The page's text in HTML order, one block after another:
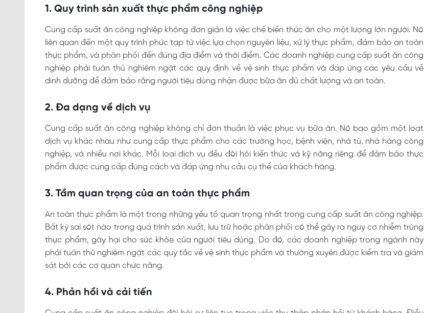
1. Quy trình sản xuất thực phẩm công nghiệp
Cung cấp suất ăn công nghiệp không đơn giản là việc chế biến thức ăn cho một lượng lớn người. Nó
liên quan đến một quy trình phức tạp từ việc lựa chọn nguyên liệu, xử lý thực phẩm, đảm bảo an toàn
thực phẩm, và phân phối đến đúng địa điểm và thời điểm. Các doanh nghiệp cung cấp suất ăn công
nghiệp phải tuân thủ nghiêm ngặt các quy định về vệ sinh thực phẩm và đáp ứng các yêu cầu về
dinh dưỡng để đảm bảo rằng người tiêu dùng nhận được bữa ăn đủ chất lượng và an toàn.
2. Đa dạng về dịch vụ
Cung cấp suất ăn công nghiệp không chỉ đơn thuần là việc phục vụ bữa ăn. Nó bao gồm một loạt
dịch vụ khác nhau như cung cấp thực phẩm cho các trường học, bệnh viện, nhà tù, nhà hàng công
nghiệp, và nhiều nơi khác. Mỗi loại dịch vụ đều đòi hỏi kiến thức và kỹ năng riêng để đảm bảo thực
phẩm được cung cấp đúng cách và đáp ứng nhu cầu cụ thể của khách hàng.
3. Tầm quan trọng của an toàn thực phẩm
An toàn thực phẩm là một trong những yếu tố quan trọng nhất trong cung cấp suất ăn công nghiệp.
Bất kỳ sai sót nào trong quá trình sản xuất, lưu trữ hoặc phân phối có thể gây ra nguy cơ nhiễm trùng
thực phẩm, gây hại cho sức khỏe của người tiêu dùng. Do đó, các doanh nghiệp trong ngành này
phải tuân thủ nghiêm ngặt các quy tắc về vệ sinh thực phẩm và thường xuyên được kiểm tra và giám
sát bởi các cơ quan chức năng.
4. Phản hồi và cải tiến